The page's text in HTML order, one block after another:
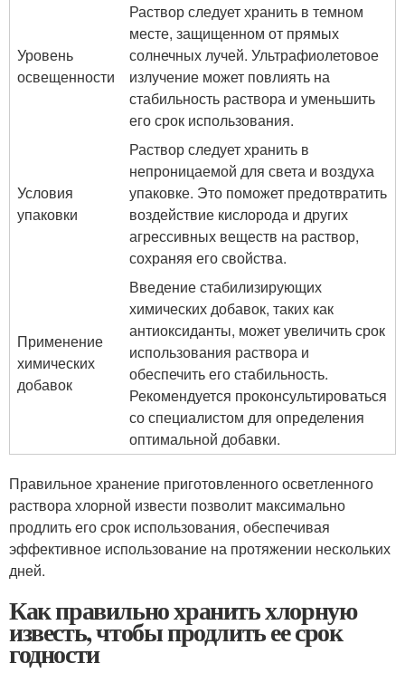
Уровень
освещенности
Раствор следует хранить в темном
месте, защищенном от прямых
солнечных лучей. Ультрафиолетовое
излучение может повлиять на
стабильность раствора и уменьшить
его срок использования.
Условия
упаковки
Раствор следует хранить в
непроницаемой для света и воздуха
упаковке. Это поможет предотвратить
воздействие кислорода и других
агрессивных веществ на раствор,
сохраняя его свойства.
Применение
химических
добавок
Введение стабилизирующих
химических добавок, таких как
антиоксиданты, может увеличить срок
использования раствора и
обеспечить его стабильность.
Рекомендуется проконсультироваться
со специалистом для определения
оптимальной добавки.
Правильное хранение приготовленного осветленного
раствора хлорной извести позволит максимально
продлить его срок использования, обеспечивая
эффективное использование на протяжении нескольких
дней.
Как правильно хранить хлорную
известь, чтобы продлить ее срок
годности